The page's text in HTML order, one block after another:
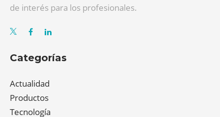
de interés para los profesionales.
Categorías
Actualidad
Productos
Tecnología